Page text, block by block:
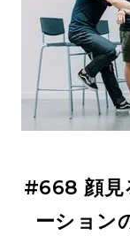
#668 顔見
ーション